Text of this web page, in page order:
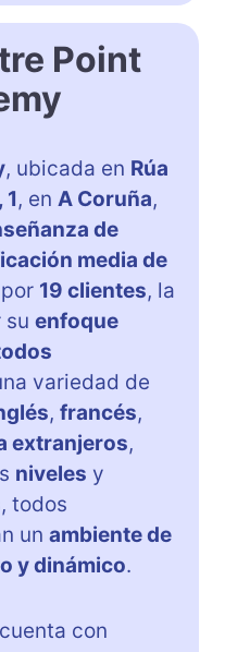
Point
, ubicada en Rúa
, en A Coruña,
de
media de
19 clientes, la
su enfoque
variedad de
, francés,
extranjeros,
niveles y
, todos
un ambiente de
y dinámico.
con